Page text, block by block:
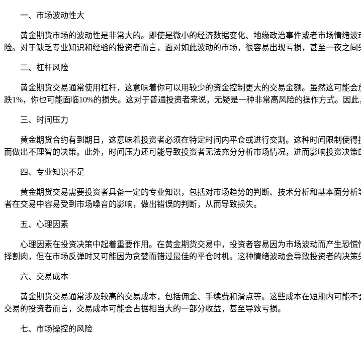
一、市场波动性大
黄金期货市场的波动性是非常大的。即使是微小的经济数据变化、地缘政治事件或者市场情绪
险。对于缺乏专业知识和经验的投资者而言，面对如此波动的市场，很容易出现亏损，甚至一夜之间
二、杠杆风险
黄金期货交易通常使用杠杆，这意味着你可以用较少的资金控制更大的交易金额。虽然这可能
跌1%，你也可能面临10%的损失。这对于普通投资者来说，无疑是一种非常高风险的操作方式。因
三、时间压力
黄金期货合约有到期日，这意味着投资者必须在特定时间内平仓或进行交割。这种时间限制使
而做出不理智的决策。此外，时间压力还可能导致投资者无法充分分析市场情况，进而影响投资决策
四、专业知识不足
黄金期货交易需要投资者具备一定的专业知识，包括对市场趋势的判断、技术分析和基本面分
者在交易中容易受到市场噪音的影响，做出错误的判断，从而导致损失。
五、心理因素
心理因素在投资决策中起着重要作用。在黄金期货交易中，投资者容易因为市场波动而产生恐
择割肉，但在市场反弹时又可能因为贪婪而错过最佳的平仓时机。这种情绪波动会导致投资者的决策
六、交易成本
黄金期货交易通常涉及较高的交易成本，包括佣金、手续费和滑点等。这些成本在短期内可能
交易的投资者而言，交易成本可能会占据相当大的一部分收益，甚至导致亏损。
七、市场操控的风险